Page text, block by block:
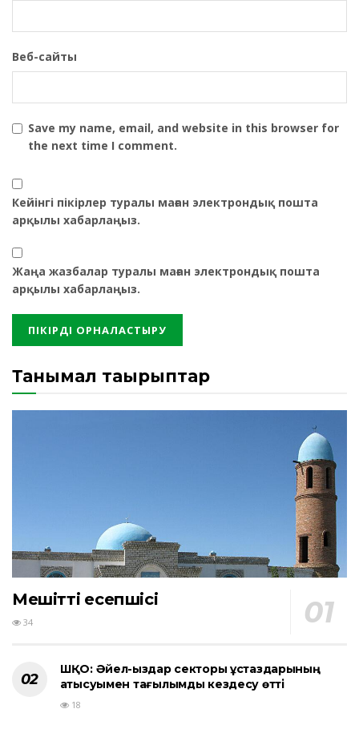
Веб-сайты
Save my name, email, and website in this browser for
the next time I comment.
Кейінгі пікірлер туралы маған электрондық пошта
арқылы хабарлаңыз.
Жаңа жазбалар туралы маған электрондық пошта
арқылы хабарлаңыз.
Танымал тақырыптар
Мешіттің есепшісі
34
ШҚО: Әйел-қыздар секторы ұстаздарының
қатысуымен тағылымды кездесу өтті
18